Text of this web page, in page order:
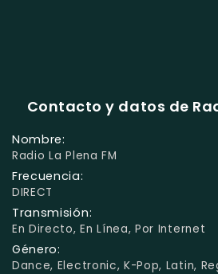
Contacto y datos de
Nombre:
Radio La Plena FM
Frecuencia:
DIRECT
Transmisión:
En Directo, En Línea, Por Internet
Género:
Dance, Electronic, K-Pop, Latin,